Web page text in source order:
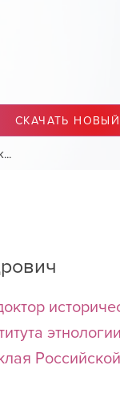
СКАЧАТЬ
Российской